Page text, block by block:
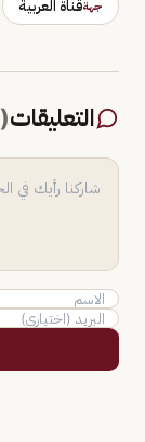
جهةقناة العربية
التعليقات(